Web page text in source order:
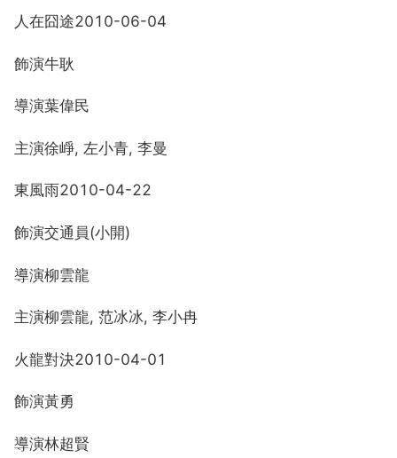
人在囧途2010-06-04
飾演牛耿
導演葉偉民
主演徐崢, 左小青, 李曼
東風雨2010-04-22
飾演交通員(小開)
導演柳雲龍
主演柳雲龍, 范冰冰, 李小冉
火龍對決2010-04-01
飾演黃勇
導演林超賢